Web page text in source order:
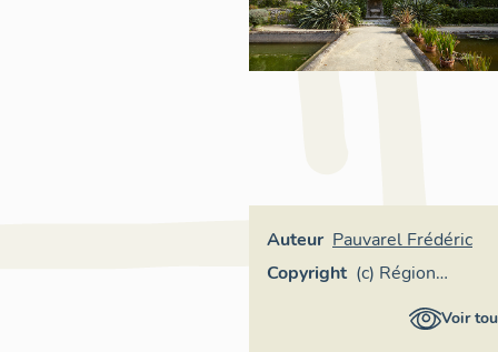
Auteur Pauvarel Frédéric
Copyright (c) Région
Provence-Alpes-
Voir